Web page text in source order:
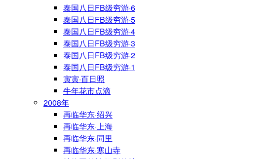
泰国八日FB级穷游·6
泰国八日FB级穷游·5
泰国八日FB级穷游·4
泰国八日FB级穷游·3
泰国八日FB级穷游·2
泰国八日FB级穷游·1
寅寅·百日照
牛年花市点滴
2008年
再临华东·绍兴
再临华东·上海
再临华东·同里
再临华东·寒山寺